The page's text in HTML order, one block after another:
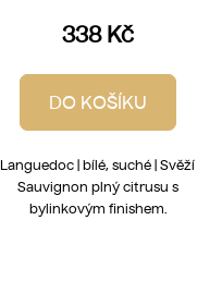
338 Kč
DO KOŠÍKU
Languedoc | bílé, suché | Svěží
Sauvignon plný citrusu s
bylinkovým finishem.